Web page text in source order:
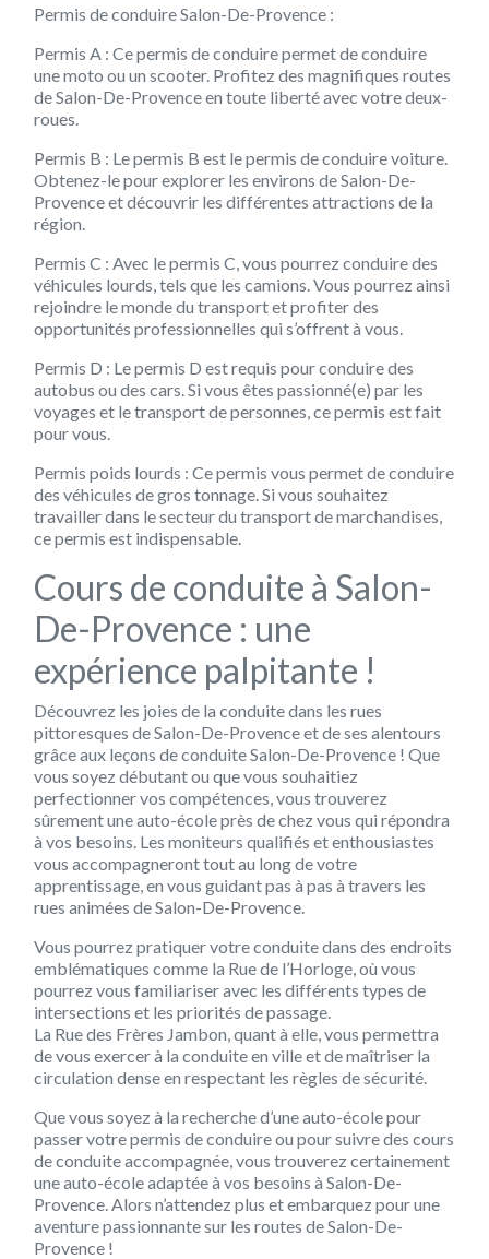
Permis de conduire Salon-De-Provence :
Permis A : Ce permis de conduire permet de conduire
une moto ou un scooter. Profitez des magnifiques routes
de Salon-De-Provence en toute liberté avec votre deux-
roues.
Permis B : Le permis B est le permis de conduire voiture.
Obtenez-le pour explorer les environs de Salon-De-
Provence et découvrir les différentes attractions de la
région.
Permis C : Avec le permis C, vous pourrez conduire des
véhicules lourds, tels que les camions. Vous pourrez ainsi
rejoindre le monde du transport et profiter des
opportunités professionnelles qui s’offrent à vous.
Permis D : Le permis D est requis pour conduire des
autobus ou des cars. Si vous êtes passionné(e) par les
voyages et le transport de personnes, ce permis est fait
pour vous.
Permis poids lourds : Ce permis vous permet de conduire
des véhicules de gros tonnage. Si vous souhaitez
travailler dans le secteur du transport de marchandises,
ce permis est indispensable.
Cours de conduite à Salon-
De-Provence : une
expérience palpitante !
Découvrez les joies de la conduite dans les rues
pittoresques de Salon-De-Provence et de ses alentours
grâce aux leçons de conduite Salon-De-Provence ! Que
vous soyez débutant ou que vous souhaitiez
perfectionner vos compétences, vous trouverez
sûrement une auto-école près de chez vous qui répondra
à vos besoins. Les moniteurs qualifiés et enthousiastes
vous accompagneront tout au long de votre
apprentissage, en vous guidant pas à pas à travers les
rues animées de Salon-De-Provence.
Vous pourrez pratiquer votre conduite dans des endroits
emblématiques comme la Rue de l’Horloge, où vous
pourrez vous familiariser avec les différents types de
intersections et les priorités de passage.
La Rue des Frères Jambon, quant à elle, vous permettra
de vous exercer à la conduite en ville et de maîtriser la
circulation dense en respectant les règles de sécurité.
Que vous soyez à la recherche d’une auto-école pour
passer votre permis de conduire ou pour suivre des cours
de conduite accompagnée, vous trouverez certainement
une auto-école adaptée à vos besoins à Salon-De-
Provence. Alors n’attendez plus et embarquez pour une
aventure passionnante sur les routes de Salon-De-
Provence !